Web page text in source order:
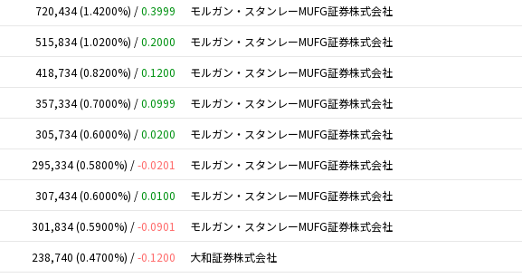
720,434 (1.4200%) /0.3999 モルガン・スタンレーMUFG証券株式会社
515,834 (1.0200%) /0.2000 モルガン・スタンレーMUFG証券株式会社
418,734 (0.8200%) /0.1200 モルガン・スタンレーMUFG証券株式会社
357,334 (0.7000%) /0.0999 モルガン・スタンレーMUFG証券株式会社
305,734 (0.6000%) /0.0200 モルガン・スタンレーMUFG証券株式会社
295,334 (0.5800%) /-0.0201 モルガン・スタンレーMUFG証券株式会社
307,434 (0.6000%) /0.0100 モルガン・スタンレーMUFG証券株式会社
301,834 (0.5900%) /-0.0901 モルガン・スタンレーMUFG証券株式会社
238,740 (0.4700%) /-0.1200 大和証券株式会社